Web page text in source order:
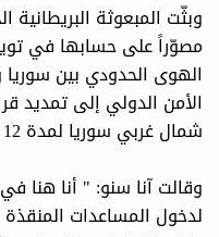
وبثّت المبعوثة
مصوّراً على حسابها في
شمال غربي ‎سوريا لمدة 12 شهراً.
وقالت آنا سنو: " أنا هنا
لدخول المساعدات